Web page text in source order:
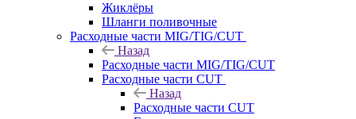
Жиклёры
Шланги поливочные
Расходные части MIG/TIG/CUT
Назад
Расходные части MIG/TIG/CUT
Расходные части CUT
Назад
Расходные части CUT